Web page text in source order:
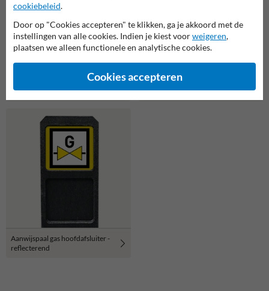
Verwijsbord toeristisch (bruin) -
met 1 pictogram, 1 regel tekst en
Bermpaal kunststof met twee
bordjes eigen terrein + verboden
toegang - reflecterend
Aanwijspaal gas hoofdafsluiter -
reflecterend
cookiebeleid.
Door op "Cookies accepteren" te klikken, ga je akkoord met de
instellingen van alle cookies. Indien je kiest voorweigeren,
plaatsen we alleen functionele en analytische cookies.
Cookies accepteren